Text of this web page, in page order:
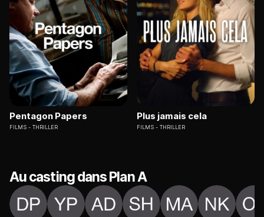
Pentagon Papers
FILMS THRILLER
Plus jamais cela
FILMS THRILLER
Au casting dans Plan A